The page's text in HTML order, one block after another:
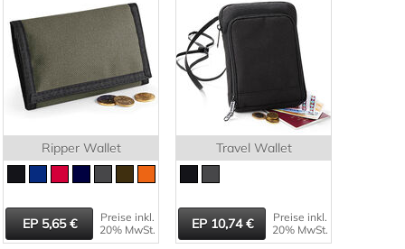
Ripper Wallet
5,65
Preise inkl.
20% MwSt.
Travel Wallet
10,74
Preise inkl.
20% MwSt.